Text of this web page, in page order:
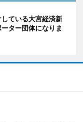
ている大宮経済新
ター団体になりま